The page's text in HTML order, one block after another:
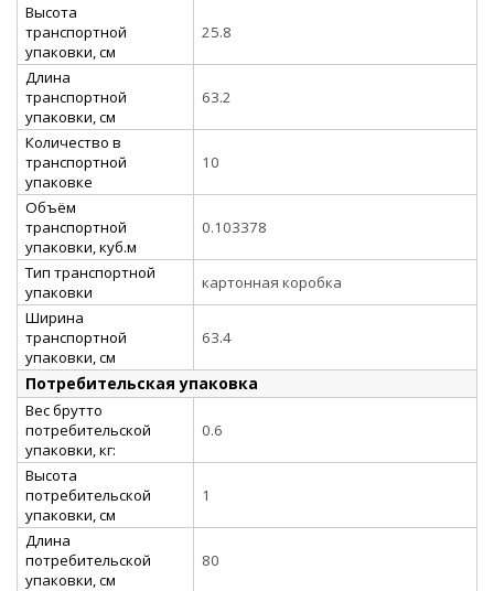
Высота
транспортной
упаковки, см
25.8
Длина
транспортной
упаковки, см
63.2
Количество в
транспортной
упаковке
10
Объём
транспортной
упаковки, куб.м
0.103378
Тип транспортной
упаковки
картонная коробка
Ширина
транспортной
упаковки, см
63.4
Потребительская упаковка
Вес брутто
потребительской
упаковки, кг:
0.6
Высота
потребительской
упаковки, см
1
Длина
потребительской
упаковки, см
80